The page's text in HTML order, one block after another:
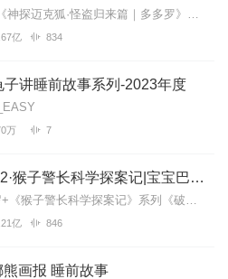
新专辑点击收听《神探迈克狐·怪盗归来篇｜多多罗》！！！>>>点击进入主播橱窗购买《神探迈克狐》系列图书吧!<<<多多罗故事【点击前往】收听多多罗其他好玩有趣的故...
亿 834
子讲睡前故事系列-2023年度
万 7
破坏者联盟篇2·猴子警长科学探案记|宝宝巴士故事
【适听年龄】7岁+《猴子警长科学探案记》系列《破坏者联盟篇1·猴子警长科学探案记》>>>《破坏者联盟篇2·猴子警长科学探案记》>>>《破坏者联盟篇3·猴子警长科...
亿 846
画报 睡前故事